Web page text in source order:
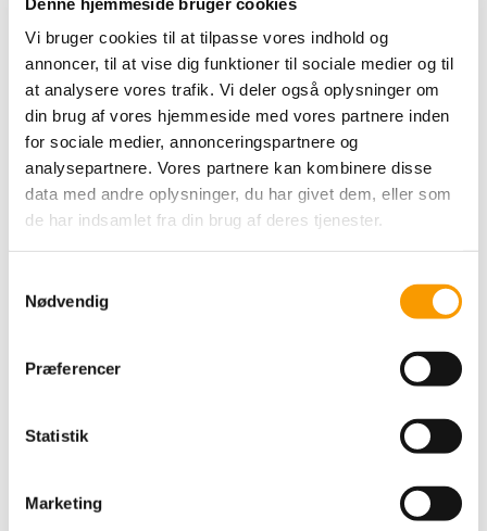
Vi bruger cookies til at tilpasse vores indhold og
annoncer, til at vise dig funktioner til sociale medier og til
at analysere vores trafik. Vi deler også oplysninger om
din brug af vores hjemmeside med vores partnere inden
for sociale medier, annonceringspartnere og
analysepartnere. Vores partnere kan kombinere disse
data med andre oplysninger, du har givet dem, eller som
de har indsamlet fra din brug af deres tjenester.
Nødvendig
Præferencer
Statistik
Marketing